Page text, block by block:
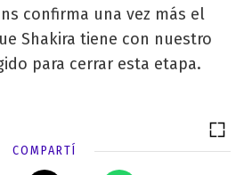
confirma una vez más el
Shakira tiene con nuestro
para cerrar esta etapa.
COMPARTÍ